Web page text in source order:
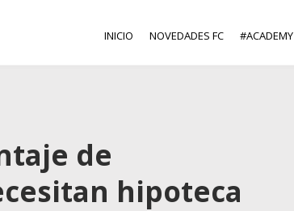
INICIO NOVEDADES FC #ACADEMY
de
hipoteca